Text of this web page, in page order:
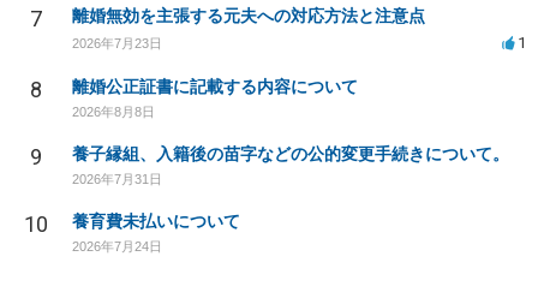
7 離婚無効を主張する元夫への対応方法と注意点
2026年7月23日 1
8 離婚公正証書に記載する内容について
2026年8月8日
9 養子縁組、入籍後の苗字などの公的変更手続きについて。
2026年7月31日
10 養育費未払いについて
2026年7月24日